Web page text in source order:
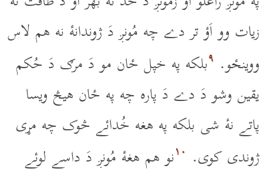
زيات وو اَؤ تر دے چه مُونږ دَ ژوندانۀ نه هم لاس
ووينځو. ۹بلکه په خپل ځان مو دَ مرګ دَ حُکم
يقين وشو دَ دے دَ پاره چه په ځان هيڅ ويسا
پاتے نۀ شى بلکه په هغه خُدائے څوک چه مړى
ژوندى کوى. ۱۰نو هم هغۀ مُونږ دَ داسے لوئے